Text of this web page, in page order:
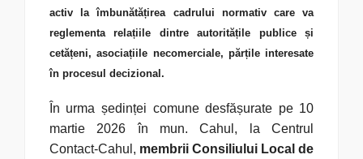
activ la îmbunătățirea cadrului normativ care va
reglementa relațiile dintre autoritățile publice și
cetățeni, asociațiile necomerciale, părțile interesate
în procesul decizional.
În urma ședinței comune desfășurate pe 10
martie 2026 în mun. Cahul, la Centrul
Contact-Cahul, membrii Consiliului Local de